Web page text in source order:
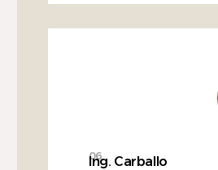
06
Ing. Carballo